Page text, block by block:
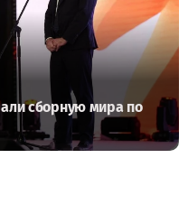
сборную мира по